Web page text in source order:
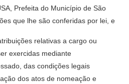
Prefeita do Município de São
que lhe são conferidas por lei, e
relativas a cargo ou
exercidas mediante
das condições legais
dos atos de nomeação e